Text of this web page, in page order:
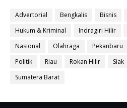
Advertorial Bengkalis Bisnis
Hukum & Kriminal
Indragiri Hilir
Nasional
Olahraga Pekanbaru
Politik
Riau Rokan Hilir Siak
Sumatera Barat